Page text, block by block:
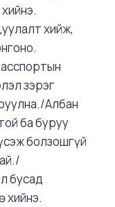
хийж,
зэрэг
Албан
ба буруу
болзошгүй
бусад
хийнэ.